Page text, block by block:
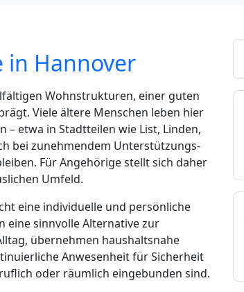
in Hannover
Wohnstrukturen, einer guten
Viele ältere Menschen leben hier
– etwa in Stadtteilen wie List, Linden,
bei zunehmendem Unterstützungs-
Für Angehörige stellt sich daher
Umfeld.
eine individuelle und persönliche
eine sinnvolle Alternative zur
übernehmen haushaltsnahe
Anwesenheit für Sicherheit
oder räumlich eingebunden sind.